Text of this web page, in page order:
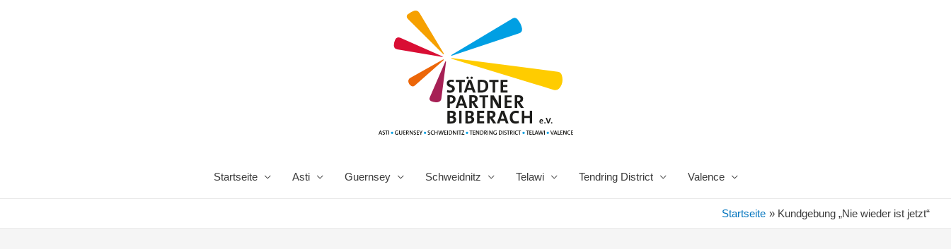
Startseite Asti Guernsey Schweidnitz Telawi Tendring District Valence
Startseite Kundgebung „Nie wieder ist jetzt“